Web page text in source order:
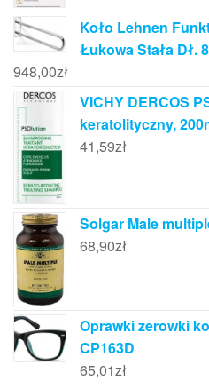
Koło Lehnen
Łukowa Stała Dł.
948,00zł
VICHY DERCOS
keratolityczny,
41,59zł
Solgar Male
68,90zł
Oprawki zerowki
CP163D
65,01zł